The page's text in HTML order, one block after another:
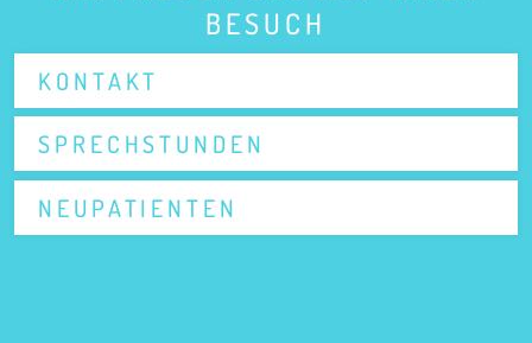
BESUCH
KONTAKT
SPRECHSTUNDEN
NEUPATIENTEN